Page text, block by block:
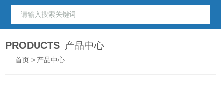
PRODUCTS 产品中心
首页 > 产品中心